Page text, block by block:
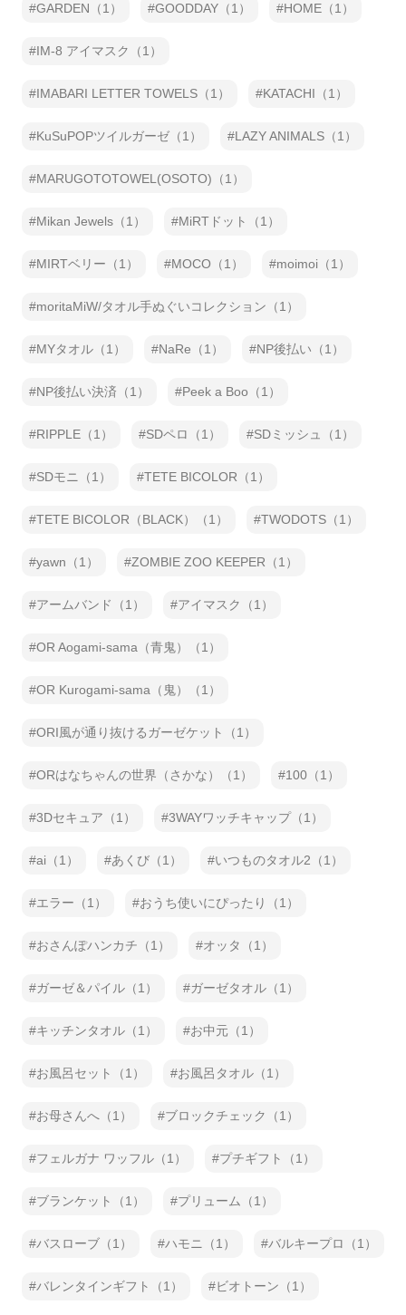
GARDEN（1） GOODDAY（1） HOME（1）
IM-8 アイマスク（1）
IMABARI LETTER TOWELS（1） KATACHI（1）
KuSuPOPツイルガーゼ（1） LAZY ANIMALS（1）
MARUGOTOTOWEL(OSOTO)（1）
Mikan Jewels（1） MiRTドット（1）
MIRTベリー（1） MOCO（1） moimoi（1）
moritaMiW/タオル手ぬぐいコレクション（1）
MYタオル（1） NaRe（1） NP後払い（1）
NP後払い決済（1） Peek a Boo（1）
RIPPLE（1） SDペロ（1） SDミッシュ（1）
SDモニ（1） TETE BICOLOR（1）
TETE BICOLOR（BLACK）（1） TWODOTS（1）
yawn（1） ZOMBIE ZOO KEEPER（1）
アームバンド（1） アイマスク（1）
OR Aogami-sama（青鬼）（1）
OR Kurogami-sama（鬼）（1）
ORI風が通り抜けるガーゼケット（1）
ORはなちゃんの世界（さかな）（1） 100（1）
3Dセキュア（1） 3WAYワッチキャップ（1）
ai（1） あくび（1） いつものタオル2（1）
エラー（1） おうち使いにぴったり（1）
おさんぽハンカチ（1） オッタ（1）
ガーゼ＆パイル（1） ガーゼタオル（1）
キッチンタオル（1） お中元（1）
お風呂セット（1） お風呂タオル（1）
お母さんへ（1） ブロックチェック（1）
フェルガナ ワッフル（1） プチギフト（1）
ブランケット（1） プリューム（1）
バスローブ（1） ハモニ（1） バルキープロ（1）
バレンタインギフト（1） ビオトーン（1）